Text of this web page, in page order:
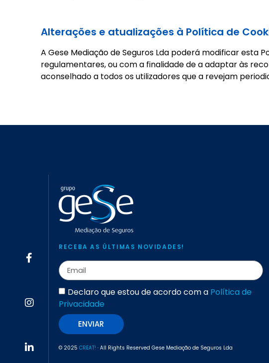
Alterações e atualizações à Política de
A Gese Mediação de Seguros Lda poderá modificar esta
regulamentares, ou com a finalidade de a adaptar às
aconselhado a todos os utilizadores que a revejam
RECEBA AS ÚLTIMAS NOVIDADES!
Declaro que estou de acordo com a Política de
Privacidade
ENVIAR
© 2025CREAT!· All Rights Reserved Gese Mediação de Seguros Lda